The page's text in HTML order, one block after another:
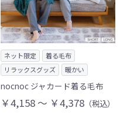
ネット限定
着る毛布
リラックスグッズ
暖かい
nocnoc ジャカード着る毛布
￥4,158 ～ ￥4,378 （税込）